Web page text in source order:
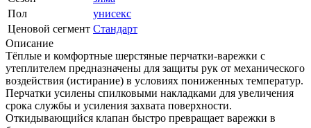
Пол
унисекс
Ценовой сегмент Стандарт
Описание
Тёплые и комфортные шерстяные перчатки-варежки с
утеплителем предназначены для защиты рук от механического
воздействия (истирание) в условиях пониженных температур.
Перчатки усилены спилковыми накладками для увеличения
срока службы и усиления захвата поверхности.
Откидывающийся клапан быстро превращает варежки в